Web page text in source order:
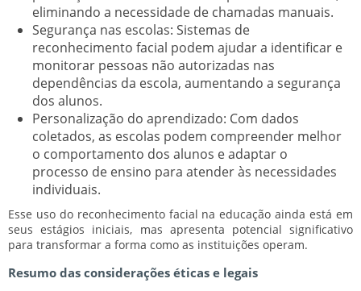
eliminando a necessidade de chamadas manuais.
Segurança nas escolas: Sistemas de
reconhecimento facial podem ajudar a identificar e
monitorar pessoas não autorizadas nas
dependências da escola, aumentando a segurança
dos alunos.
Personalização do aprendizado: Com dados
coletados, as escolas podem compreender melhor
o comportamento dos alunos e adaptar o
processo de ensino para atender às necessidades
individuais.
Esse uso do reconhecimento facial na educação ainda está em
seus estágios iniciais, mas apresenta potencial significativo
para transformar a forma como as instituições operam.
Resumo das considerações éticas e legais